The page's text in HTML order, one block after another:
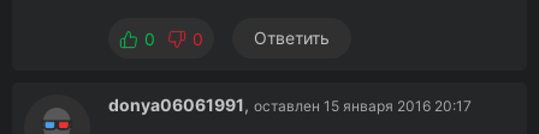
0 0 Ответить
donya06061991, оставлен 15 января 2016 20:17